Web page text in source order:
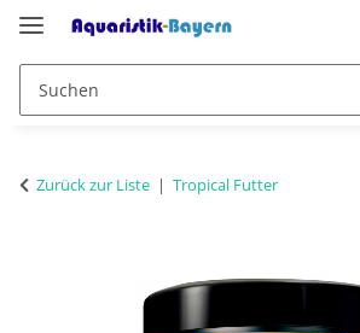
Zurück zur Liste Tropical Futter